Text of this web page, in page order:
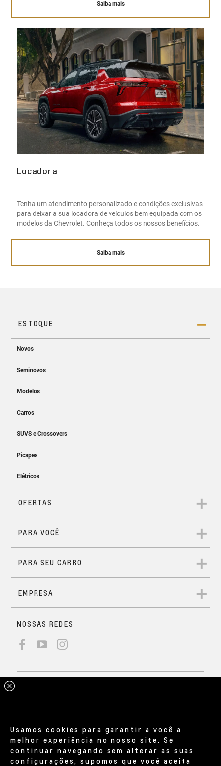
Saiba mais
Locadora
Tenha um atendimento personalizado e condições exclusivas
para deixar a sua locadora de veículos bem equipada com os
modelos da Chevrolet. Conheça todos os nossos benefícios.
Saiba mais
Usamos cookies para garantir a você a
melhor experiência no nosso site. Se
continuar navegando sem alterar as suas
configurações, supomos que você aceita